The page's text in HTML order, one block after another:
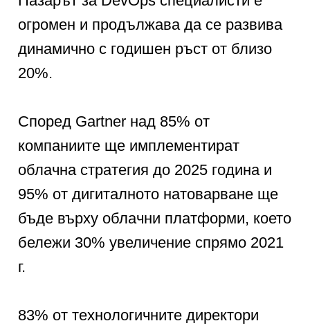
огромен и продължава да се развива
динамично с годишен ръст от близо
20%.
Според Gartner над 85% от
компаниите ще имплементират
облачна стратегия до 2025 година и
95% от дигиталното натоварване ще
бъде върху облачни платформи, което
бележи 30% увеличение спрямо 2021
г.
83% от технологичните директори